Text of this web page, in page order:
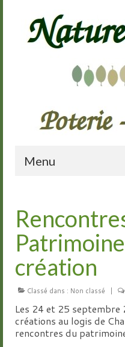
Menu
Présentation
Galerie
Cours de poterie
Groupes
Livre d’or
création
Classé dans : Non classé |
Les 24 et 25 septembre
créations au logis de
rencontres du